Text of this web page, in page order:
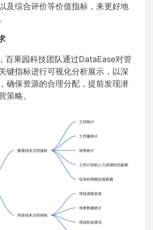
及综合评价等价值指标，来更好地
百果园科技团队通过DataEase对管
键指标进行可视化分析展示，以深
确保资源的合理分配，提前发现潜
策略。